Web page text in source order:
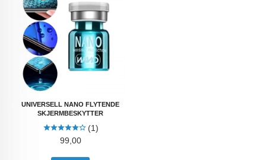
UNIVERSELL NANO FLYTENDE
SKJERMBESKYTTER
(1)
Pris
99,00